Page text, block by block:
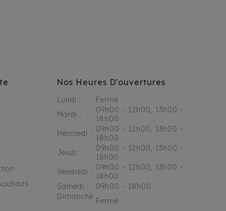
Nos Heures D'ouvertures
Lundi :
Fermé
Mardi :
09h00 - 12h00, 13h00 -
18h00
Mercredi : 09h00 - 12h00, 13h00 -
18h00
Jeudi :
09h00 - 12h00, 13h00 -
18h00
Vendredi : 09h00 - 12h00, 13h00 -
18h00
Samedi :
09h00 - 18h00
Dimanche
:
Fermé